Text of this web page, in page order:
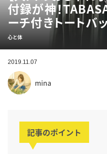
付録が神！
ーチ付きトートバ
心と体
2019.11.07
mina
記事のポイント